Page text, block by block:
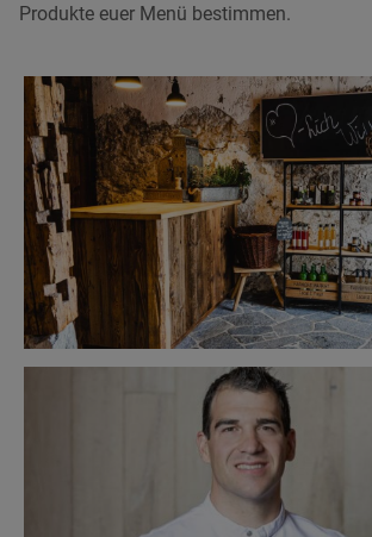
Produkte euer Menü bestimmen.